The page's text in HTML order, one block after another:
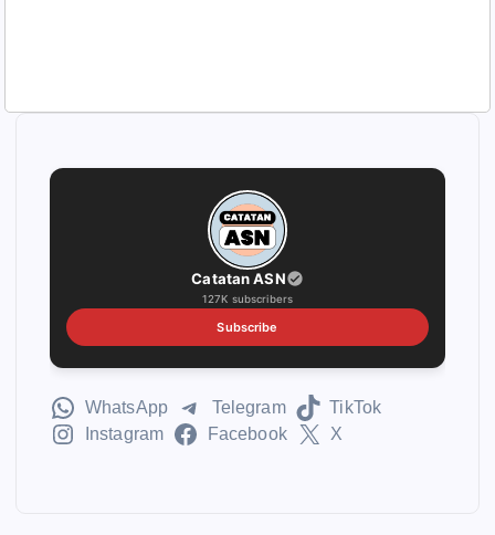
Catatan ASN
127K subscribers
Subscribe
WhatsApp Telegram
TikTok
Instagram
Facebook X